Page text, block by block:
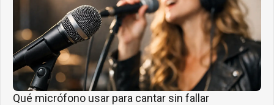
Qué micrófono usar para cantar sin fallar